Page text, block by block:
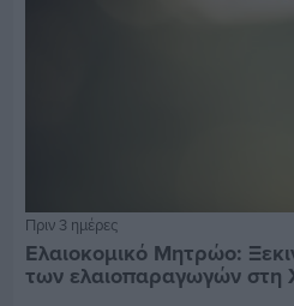
Πριν 3 ημέρες
Ελαιοκομικό Μητρώο:
των ελαιοπαραγωγών στη